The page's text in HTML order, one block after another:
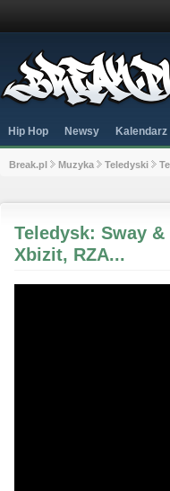
Hip Hop Newsy Kalendarz
Break.pl Muzyka Teledyski
Teledysk: Sway
Xbizit, RZA...